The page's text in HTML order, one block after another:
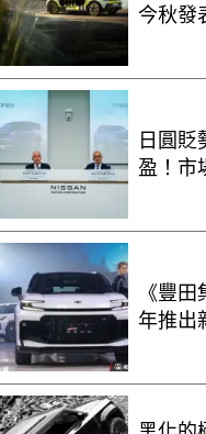
今秋發
日圓貶
盈！市
《豐
年推出